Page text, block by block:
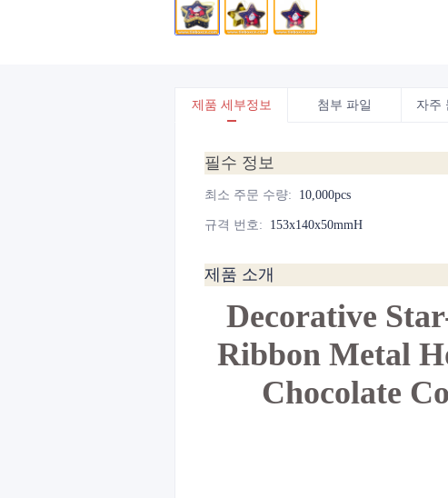
제품 세부정보 첨부 파일 자주
필수 정보
최소 주문 수량: 10,000pcs
규격 번호: 153x140x50mmH
제품 소개
Decorative
Ribbon Metal
Chocolate